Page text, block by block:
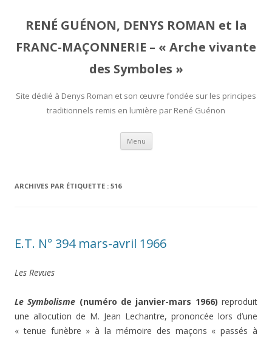
RENÉ GUÉNON, DENYS ROMAN et la
FRANC-MAÇONNERIE – « Arche vivante
des Symboles »
Site dédié à Denys Roman et son œuvre fondée sur les principes
traditionnels remis en lumière par René Guénon
Menu Aller
contenu
ARCHIVES PAR ÉTIQUETTE : 516
E.T. N° 394 mars-avril 1966
Les Revues
Le Symbolisme (numéro de janvier-mars 1966) reproduit
une allocution de M. Jean Lechantre, prononcée lors d’une
« tenue funèbre » à la mémoire des maçons « passés à